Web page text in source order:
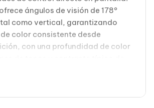
NAS
Videovigilancia
Servidores
para PC
ángulos de visión de 178°
como vertical, garantizando
color consistente desde
con una profundidad de color
C27G4H2 es completa y